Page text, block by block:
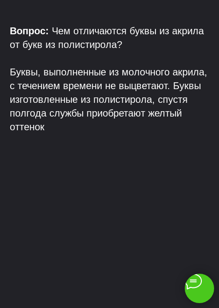
Вопрос: Чем отличаются буквы из акрила
от букв из полистирола?
Буквы, выполненные из молочного акрила,
с течением времени не выцветают. Буквы
изготовленные из полистирола, спустя
полгода службы приобретают желтый
оттенок